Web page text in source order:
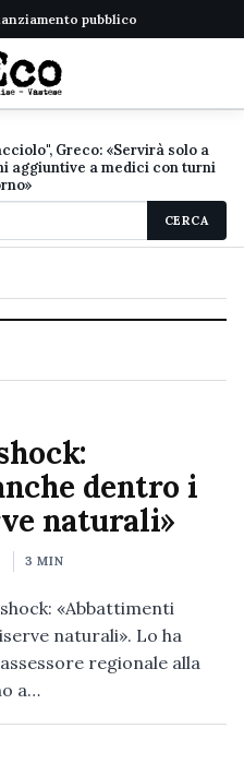
pubblico
Greco: «Servirà solo a
aggiuntive a medici con turni
CERCA
dentro i
naturali»
3 MIN
«Abbattimenti
naturali». Lo ha
regionale alla
a…